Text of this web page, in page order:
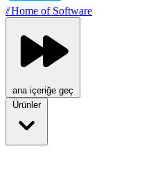
//Home of Software
ana içeriğe geç
Ürünler